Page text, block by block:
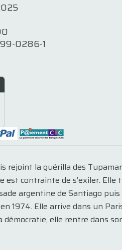
0286-1
rejoint la guérilla des
contrainte de s’exiler. Elle
argentine de Santiago
1974. Elle arrive dans un
elle rentre dans